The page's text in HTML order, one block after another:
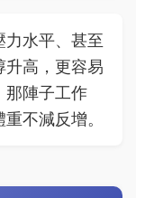
水平、甚至
高，更容易
那陣子工作
不減反增。